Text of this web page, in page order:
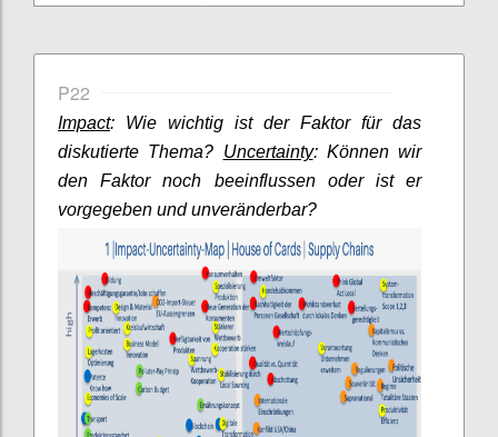
P22
Impact: Wie wichtig ist der Faktor für das
diskutierte Thema? Uncertainty: Können wir
den Faktor noch beeinflussen oder ist er
vorgegeben und unveränderbar?